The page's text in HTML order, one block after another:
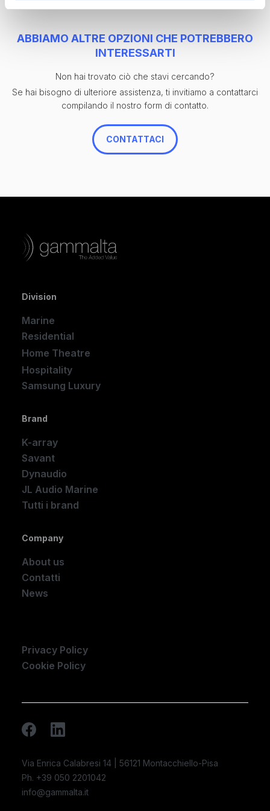
ABBIAMO ALTRE OPZIONI CHE POTREBBERO
INTERESSARTI
Non hai trovato ciò che stavi cercando?
Se hai bisogno di ulteriore assistenza, ti invitiamo a contattarci
compilando il nostro form di contatto.
CONTATTACI
Division
Marine
Residential
Home Theatre
Hospitality
Samsung Luxury
Brand
K-array
Savant
Dynaudio
JL Audio Marine
Tutti i brand
Company
About us
Contatti
News
Privacy Policy
Cookie Policy
Via Enrica Calabresi 14 | 56121 Montacchiello-Pisa
Ph. +39 050 2201042
info@gammalta.it